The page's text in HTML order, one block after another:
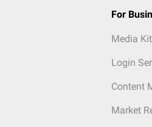
For
Media Kit
Login
Content
Market